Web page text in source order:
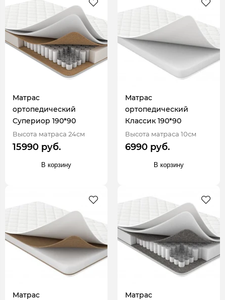
Матрас
ортопедический
Супериор 190*90
Высота матраса 24см
15990 руб.
В корзину
Матрас
ортопедический
Классик 190*90
Высота матраса 10см
6990 руб.
В корзину
Матрас
Матрас